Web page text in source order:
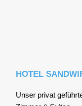
HOTEL
Unser pri­vat